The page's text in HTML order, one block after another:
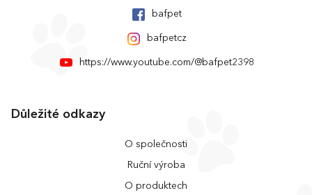
bafpet
bafpetcz
https://www.youtube.com/@bafpet2398
Důležité odkazy
O společnosti
Ruční výroba
O produktech